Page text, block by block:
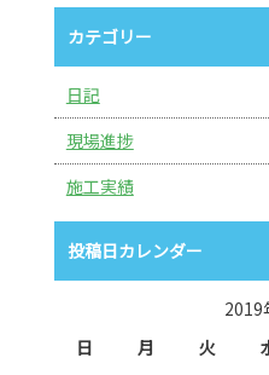
カテゴリー
日記
現場進捗
施工実績
投稿日カレンダー
2019
日
月 火